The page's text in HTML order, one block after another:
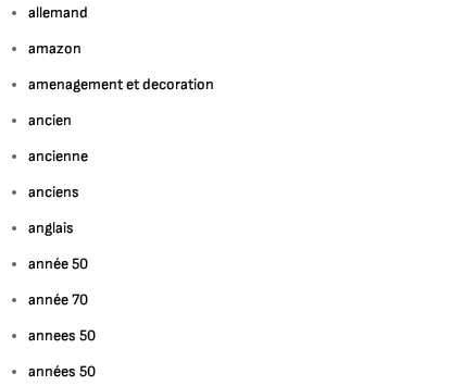
allemand
amazon
amenagement et decoration
ancien
ancienne
anciens
anglais
année 50
année 70
annees 50
années 50